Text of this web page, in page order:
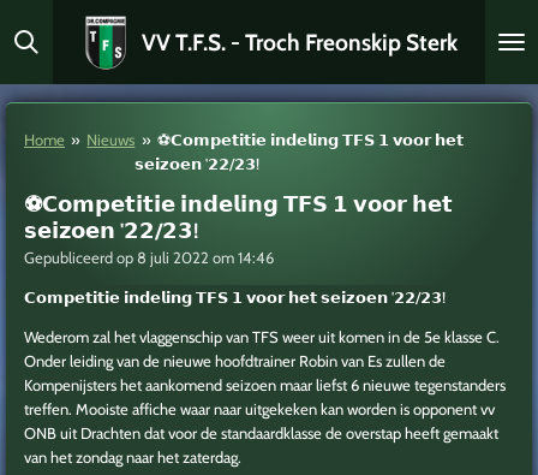
direct
de
VV T.F.S. - Troch Freonskip Sterk
Home » Nieuws » ⚽𝗖𝗼𝗺𝗽𝗲𝘁𝗶𝘁𝗶𝗲 𝗶𝗻𝗱𝗲𝗹𝗶𝗻𝗴 𝗧𝗙𝗦 𝟭 𝘃𝗼𝗼𝗿 𝗵𝗲𝘁
𝘀𝗲𝗶𝘇𝗼𝗲𝗻 '𝟮𝟮/𝟮𝟯!
⚽𝗖𝗼𝗺𝗽𝗲𝘁𝗶𝘁𝗶𝗲 𝗶𝗻𝗱𝗲𝗹𝗶𝗻𝗴 𝗧𝗙𝗦 𝟭 𝘃𝗼𝗼𝗿 𝗵𝗲𝘁
𝘀𝗲𝗶𝘇𝗼𝗲𝗻 '𝟮𝟮/𝟮𝟯!
Gepubliceerd op 8 juli 2022 om 14:46
𝗖𝗼𝗺𝗽𝗲𝘁𝗶𝘁𝗶𝗲 𝗶𝗻𝗱𝗲𝗹𝗶𝗻𝗴 𝗧𝗙𝗦 𝟭 𝘃𝗼𝗼𝗿 𝗵𝗲𝘁 𝘀𝗲𝗶𝘇𝗼𝗲𝗻 '𝟮𝟮/𝟮𝟯!
Wederom zal het vlaggenschip van TFS weer uit komen in de 5e klasse C.
Onder leiding van de nieuwe hoofdtrainer Robin van Es zullen de
Kompenijsters het aankomend seizoen maar liefst 6 nieuwe tegenstanders
treffen. Mooiste affiche waar naar uitgekeken kan worden is opponent vv
ONB uit Drachten dat voor de standaardklasse de overstap heeft gemaakt
van het zondag naar het zaterdag.